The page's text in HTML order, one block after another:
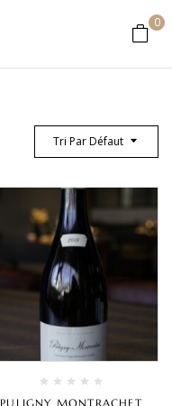
0
Tri Par Défaut
PULIGNY MONTRACHET